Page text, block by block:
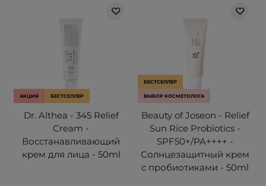
АКЦИЯ БЕСТСЕЛЛЕР
Dr. Althea - 345 Relief
Cream -
Восстанавливающий
крем для лица - 50ml
БЕСТСЕЛЛЕР
ВЫБОР КОСМЕТОЛОГА
Beauty of Joseon - Relief
Sun Rice Probiotics -
SPF50+/PA++++ -
Солнцезащитный крем
с пробиотиками - 50ml